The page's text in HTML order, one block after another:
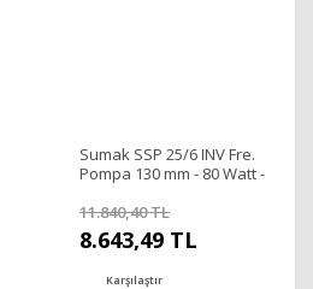
Sumak SSP 25/6 INV Fre.
Pompa 130 mm - 80 Watt -
11.840,40 TL
8.643,49 TL
Karşılaştır